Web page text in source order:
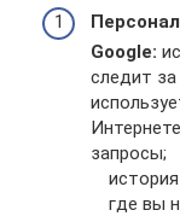
Google:
следит
запросы;
где вы